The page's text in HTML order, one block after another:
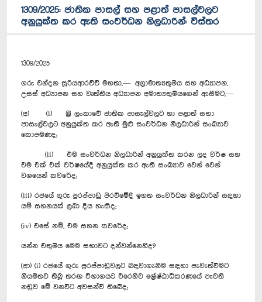
1309/2025: ජාතික පාසල් සහ පළාත් පාසල්වලට
අනුයුක්ත කර ඇති සංවර්ධන නිලධාරින්: විස්තර
1309/2025
ගරු චන්දන සූරියආරච්චි මහතා,— අග්‍රාමාත්‍යතුමිය සහ අධ්‍යාපන,
උසස් අධ්‍යාපන සහ වෘත්තීය අධ්‍යාපන අමාත්‍යතුමියගෙන් ඇසීමට,—
(අ) (i) ශ්‍රී ලංකාවේ ජාතික පාසැල්වලට හා පළාත් සභා
පාසැල්වලට අනුයුක්ත කර ඇති මුළු සංවර්ධන නිලධාරින් සංඛ්‍යාව
කොපමණද;
(ii) එම සංවර්ධන නිලධාරින් අනුයුක්ත කරන ලද වර්ෂ සහ
එම එක් එක් වර්ෂයේදී අනුයුක්ත කර ඇති සංඛ්‍යාව වෙන් වෙන්
වශයෙන් කවරේද;
(iii) රජයේ ගුරු පුරප්පාඩු පිරවීමේදී ඉහත සංවර්ධන නිලධාරින් සඳහා
යම් සහනයක් ලබා දිය හැකිද;
(iv) එසේ නම්, එම සහන කවරේද;
යන්න එතුමිය මෙම සභාවට දන්වන්නෙහිද?
(ආ) (i) රජයේ ගුරු පුරප්පාඩුවලට බඳවාගැනීම සඳහා පැවැත්වීමට
නියමිතව තිබූ තරඟ විභාගයට එරෙහිව ශ්‍රේෂ්ඨාධිකරණයේ පැවති
නඩුව මේ වනවිට අවසන්වී තිබේද;